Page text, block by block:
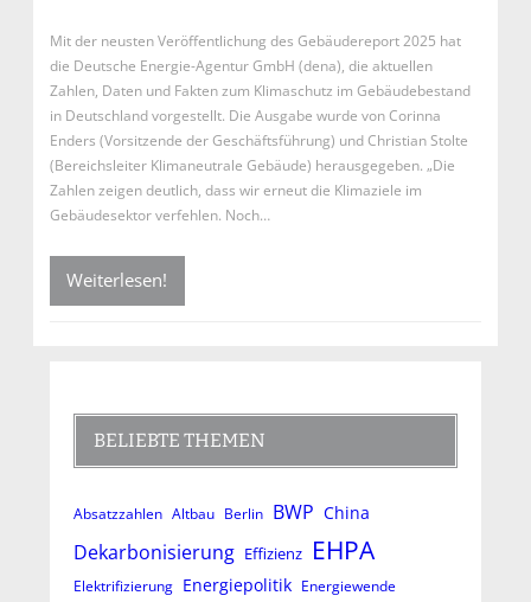
Mit der neusten Veröffentlichung des Gebäudereport 2025 hat
die Deutsche Energie-Agentur GmbH (dena), die aktuellen
Zahlen, Daten und Fakten zum Klimaschutz im Gebäudebestand
in Deutschland vorgestellt. Die Ausgabe wurde von Corinna
Enders (Vorsitzende der Geschäftsführung) und Christian Stolte
(Bereichsleiter Klimaneutrale Gebäude) herausgegeben. „Die
Zahlen zeigen deutlich, dass wir erneut die Klimaziele im
Gebäudesektor verfehlen. Noch…
Weiterlesen!
BELIEBTE THEMEN
Absatzzahlen Altbau Berlin BWP China
Dekarbonisierung Effizienz EHPA
Elektrifizierung Energiepolitik Energiewende